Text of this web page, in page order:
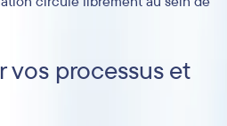
vos processus et